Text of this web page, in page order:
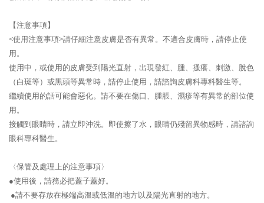
【注意事項】
<使用注意事項>請仔細注意皮膚是否有異常。不適合皮膚時，請停止使
用。
使用中，或使用的皮膚受到陽光直射，出現發紅、腫、搔癢、刺激、脫色
（白斑等）或黑頭等異常時，請停止使用，請諮詢皮膚科專科醫生等。
繼續使用的話可能會惡化。請不要在傷口、腫脹、濕疹等有異常的部位使
用。
接觸到眼睛時，請立即沖洗。即使擦了水，眼睛仍殘留異物感時，請諮詢
眼科專科醫生。
〈保管及處理上的注意事項〉
●使用後，請務必把蓋子蓋好。
●請不要存放在極端高溫或低溫的地方以及陽光直射的地方。